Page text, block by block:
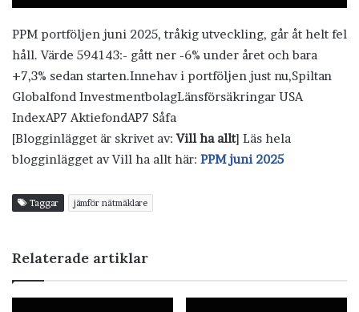
PPM portföljen juni 2025, tråkig utveckling, går åt helt fel
håll. Värde 594143:- gått ner -6% under året och bara
+7,3% sedan starten.Innehav i portföljen just nu,Spiltan
Globalfond InvestmentbolagLänsförsäkringar USA
IndexAP7 AktiefondAP7 Såfa
[Blogginlägget är skrivet av:Vill ha allt] Läs hela
blogginlägget av Vill ha allt här: PPM juni 2025
Taggar jämför nätmäklare
Relaterade artiklar